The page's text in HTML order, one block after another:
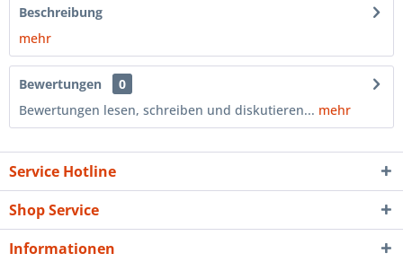
Beschreibung
mehr
Bewertungen
0
Bewertungen lesen, schreiben und diskutieren... mehr
Service Hotline
Shop Service
Informationen